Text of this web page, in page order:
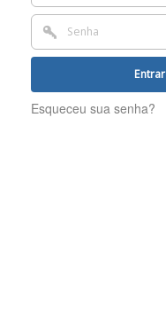
Entrar
Esqueceu sua senha?